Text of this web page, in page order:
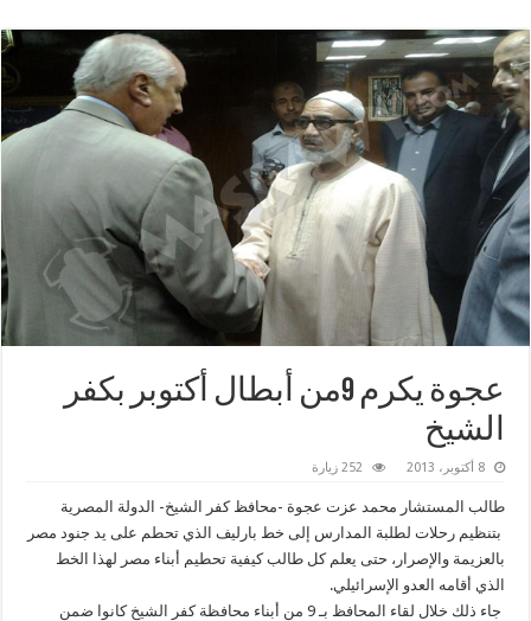
عجوة يكرم 9من أبطال أكتوبر بكفر
الشيخ
8 أكتوبر، 2013 252 زيارة
طالب المستشار محمد عزت عجوة -محافظ كفر الشيخ- الدولة المصرية
بتنظيم رحلات لطلبة المدارس إلى خط بارليف الذي تحطم على يد جنود مصر
بالعزيمة والإصرار، حتى يعلم كل طالب كيفية تحطيم أبناء مصر لهذا الخط
الذي أقامه العدو الإسرائيلي.
جاء ذلك خلال لقاء المحافظ بـ 9 من أبناء محافظة كفر الشيخ كانوا ضمن